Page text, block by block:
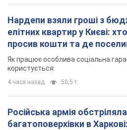
Нардепи взяли гроші з
елітних квартир у Києві:
просив кошти та де
Як працює особлива соціальна
користується
4 часа назад 50,5 т.
Російська армія обстріляла
багатоповерхівки в